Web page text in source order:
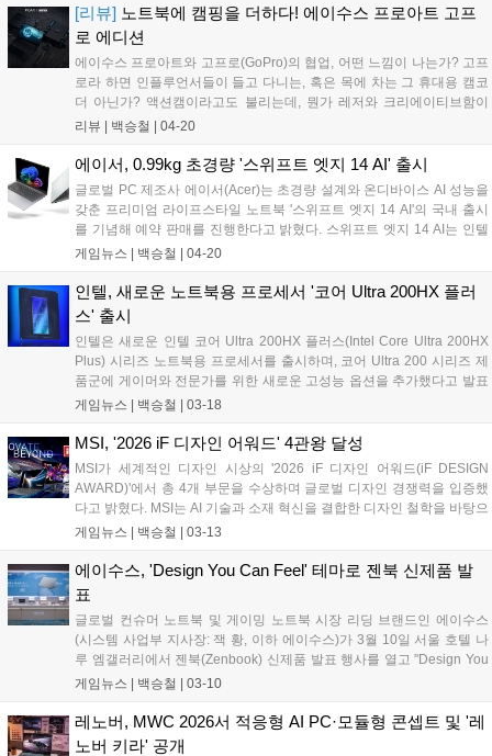
이 됐다. 이러한 한계를 보완한 새로운 선택지로 '슬림 게이밍(Slim
Gaming)' 노트북이 떠오르고 있다....
[리뷰] 노트북에 캠핑을 더하다! 에이수스 프로아트 고프
로 에디션
에이수스 프로아트와 고프로(GoPro)의 협업, 어떤 느낌이 나는가? 고프
로라 하면 인플루언서들이 들고 다니는, 혹은 목에 차는 그 휴대용 캠코
더 아닌가? 액션캠이라고도 불리는데, 뭔가 레저와 크리에이티브함이
섞인, 감성으로 얘기하자면 캠핑 감성이 물씬 풍기는데, 에이수스의 프
쳐 '에이수스 프로아트 고프로 에디션(ProArt GoPro Edition) PX13'를 선
리뷰 | 백승철 | 04-20
에이서, 0.99kg 초경량 '스위프트 엣지 14 AI' 출시
글로벌 PC 제조사 에이서(Acer)는 초경량 설계와 온디바이스 AI 성능을
갖춘 프리미엄 라이프스타일 노트북 '스위프트 엣지 14 AI'의 국내 출시
를 기념해 예약 판매를 진행한다고 밝혔다. 스위프트 엣지 14 AI는 인텔
코어 울트라 시리즈 3(코드명 Panther Lake, 팬서레이크) 프로세서를 탑
가 통합된 차세대 아키텍처를 기반으로 온디바이스 AI 연산 성능과 전력
효율을 동시에 강화한 것이 특징이다. 이를 통해 이미지 생성, 문서 요약,
콘텐츠 제작 등 다양한 AI 작업을 빠르고 효율적으로 처리할 수 있으며,
전력 효율 기반 설계를 통해 장시간 작업 환경에서도 안정적인 퍼포먼스
를 제공한다....
게임뉴스 | 백승철 | 04-20
인텔, 새로운 노트북용 프로세서 '코어 Ultra 200HX 플러
스' 출시
인텔은 새로운 인텔 코어 Ultra 200HX 플러스(Intel Core Ultra 200HX
Plus) 시리즈 노트북용 프로세서를 출시하며, 코어 Ultra 200 시리즈 제
품군에 게이머와 전문가를 위한 새로운 고성능 옵션을 추가했다고 발표
했다. 고성능 게이밍, 스트리밍, 콘텐츠 제작 및 워크스테이션 환경에 최
290HX 플러스' 및 '인텔 코어 Ultra 7 270HX 플러스' 등 두 가지 신규 프
부 게임에서 네이티브 성능을 향상시킬 수 있는 업계 최초의 바이너리
변환 계층 최적화 기능인 '인텔 바이너리 최적화 툴(Intel Binary
Optimization Tool)'을 지원한다....
게임뉴스 | 백승철 | 03-18
MSI, '2026 iF 디자인 어워드' 4관왕 달성
MSI가 세계적인 디자인 시상의 '2026 iF 디자인 어워드(iF DESIGN
AWARD)'에서 총 4개 부문을 수상하며 글로벌 디자인 경쟁력을 입증했
다고 밝혔다. MSI는 AI 기술과 소재 혁신을 결합한 디자인 철학을 바탕으
로 노트북, 메인보드, 게이밍 모니터 등 다양한 제품군에서 높은 평가를
Chern)은 "이번 수상은 MSI가 고성능과 직관적인 사용자 경험을 균형
있게 구현하기 위해 지속적으로 노력해 온 결과"라며 "AI 기반 사용자 경
험과 장인정신이 담긴 디자인을 통해 기술을 보다 우아하고 직관적으로
사용할 수 있도록 하는 것이 MSI의 목표"라고 말했다....
게임뉴스 | 백승철 | 03-13
에이수스, 'Design You Can Feel' 테마로 젠북 신제품 발
표
글로벌 컨슈머 노트북 및 게이밍 노트북 시장 리딩 브랜드인 에이수스
(시스템 사업부 지사장: 잭 황, 이하 에이수스)가 3월 10일 서울 호텔 나
루 엠갤러리에서 젠북(Zenbook) 신제품 발표 행사를 열고 "Design You
Can Feel"을 테마로 한 새로운 젠북 라인업과 제품 디자인 철학을 공개
철학을 공유하는 자리로, 젠북 라인업의 소재 혁신과 사용자 경험을 현
장에서 직접 체감할 수 있도록 전시 및 체험 중심으로 구성됐다....
게임뉴스 | 백승철 | 03-10
레노버, MWC 2026서 적응형 AI PC·모듈형 콘셉트 및 '레
노버 키라' 공개